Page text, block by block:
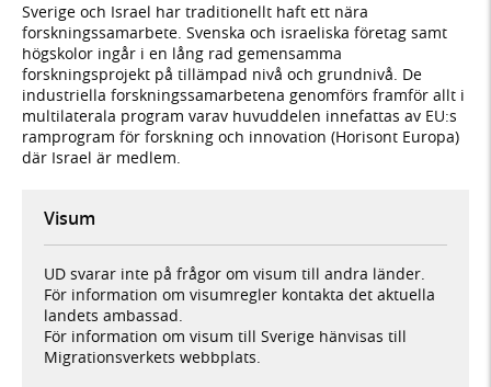
Sverige och Israel har traditionellt haft ett nära
forskningssamarbete. Svenska och israeliska företag samt
högskolor ingår i en lång rad gemensamma
forskningsprojekt på tillämpad nivå och grundnivå. De
industriella forskningssamarbetena genomförs framför allt i
multilaterala program varav huvuddelen innefattas av EU:s
ramprogram för forskning och innovation (Horisont Europa)
där Israel är medlem.
Visum
UD svarar inte på frågor om visum till andra länder.
För information om visumregler kontakta det aktuella
landets ambassad.
För information om visum till Sverige hänvisas till
Migrationsverkets webbplats.